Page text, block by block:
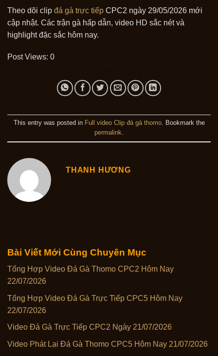
Bài Viết Mới Cùng Chuyên Mục
Tổng Hợp Video Đá Gà Thomo CPC2 Hôm Nay
22/07/2026
Tổng Hợp Video Đá Gà Trực Tiếp CPC5 Hôm Nay
22/07/2026
Video Đá Gà Trực Tiếp CPC2 Ngày 21/07/2026
Video Phát Lại Đá Gà Thomo CPC5 Hôm Nay 21/07/2026
Theo dõi clip đá gà trực tiếp CPC2 ngày 29/05/2026 mới
cập nhật. Các trận gà hấp dẫn, video HD sắc nét và
highlight đặc sắc hôm nay.
Post Views: 0
This entry was posted in Full video Clip đá gà thomo. Bookmark the
permalink
THANH HƯƠNG